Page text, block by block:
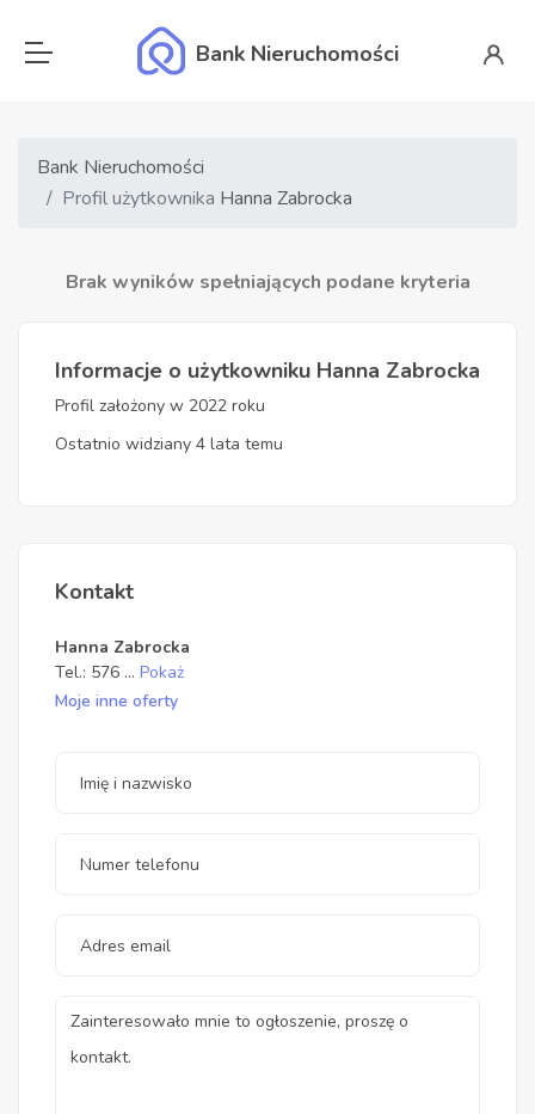
Bank Nieruchomości
Bank Nieruchomości
Profil użytkownika Hanna Zabrocka
Brak wyników spełniających podane kryteria
Informacje o użytkowniku Hanna Zabrocka
Profil założony w 2022 roku
Ostatnio widziany 4 lata temu
Kontakt
Hanna Zabrocka
Tel.: 576 ... Pokaż
Moje inne oferty